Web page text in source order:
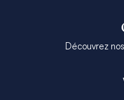
Découvrez